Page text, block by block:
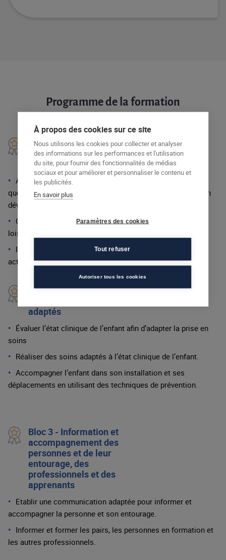
Programme de la formation
Bloc 1 — Accompagnement
et soins de l’enfant dans la
vie quotidienne et social
Accompagner l’enfant dans les actes essentiels de la vie
quotidienne et sociale, en tenant compte de son âge, de son
développement et de sa situation.
Concevoir et mettre en œuvre des activités d’éveil, de
loisirs et d’éducation adaptées.
Identifier les situations à risque et mettre en œuvre des
actions de prévention.
Bloc 2 — Évaluation clinique
adaptés
Évaluer l’état clinique de l’enfant afin d’adapter la prise en
soins
Réaliser des soins adaptés à l’état clinique de l’enfant.
Accompagner l’enfant dans son installation et ses
déplacements en utilisant des techniques de prévention.
Bloc 3 - Information et
accompagnement des
personnes et de leur
entourage, des
professionnels et des
apprenants
Etablir une communication adaptée pour informer et
accompagner la personne et son entourage.
Informer et former les pairs, les personnes en formation et
les autres professionnels.
À propos des cookies sur ce site
Nous utilisons les cookies pour collecter et analyser
des informations sur les performances et l'utilisation
du site, pour fournir des fonctionnalités de médias
sociaux et pour améliorer et personnaliser le contenu et
les publicités.
En savoir plus
Paramètres des cookies
Tout refuser
Autoriser tous les cookies